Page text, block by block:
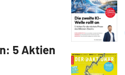
5 Aktien